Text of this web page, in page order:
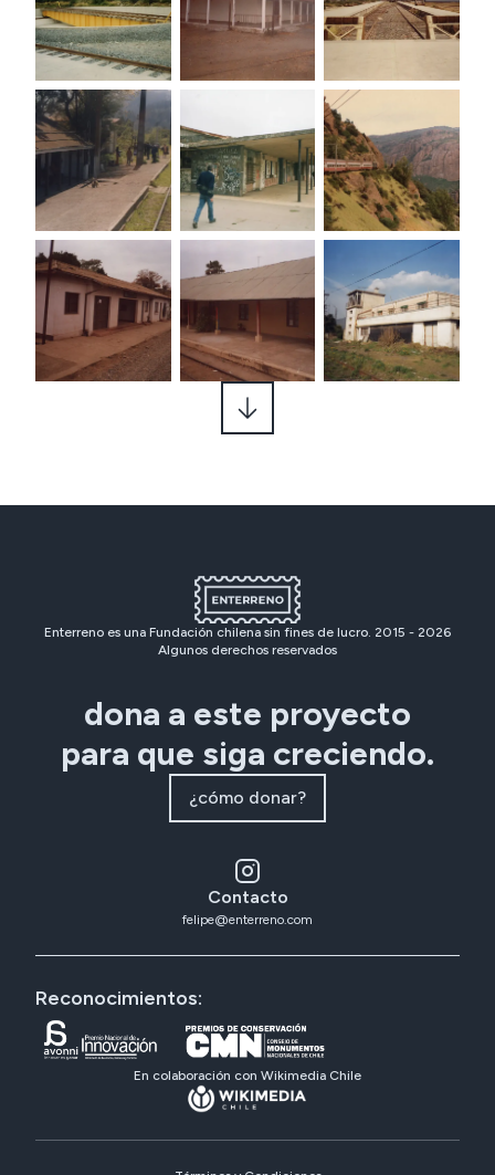
Enterreno es una Fundación chilena sin fines de lucro. 2015 - 2026
Algunos derechos reservados
dona a este proyecto
para que siga creciendo.
¿cómo donar?
Contacto
felipe@enterreno.com
Reconocimientos:
En colaboración con Wikimedia Chile